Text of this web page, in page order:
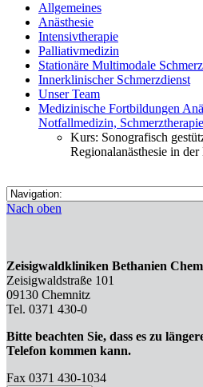
Allgemeines
Anästhesie
Intensivtherapie
Palliativmedizin
Stationäre Multimodale
Innerklinischer Schmerzdienst
Unser Team
Medizinische Fortbildungen
Notfallmedizin,
Kurs: Sonografisch
Regionalanästhesie in
Nach oben
Zeisigwaldkliniken Bethanien
Zeisigwaldstraße 101
09130 Chemnitz
Tel. 0371 430-0
Bitte beachten Sie, dass es zu
Telefon kommen kann.
Fax 0371 430-1034